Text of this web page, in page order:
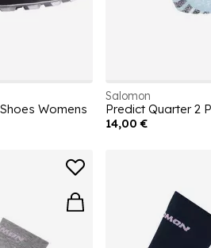
Womens
Salomon
Predict Quarter 2
14,00 €